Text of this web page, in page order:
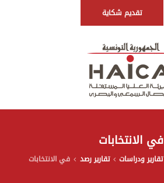
تقديم شكاية
في الانتخابات
تقارير ودراسات تقارير رصد في الانتخابات